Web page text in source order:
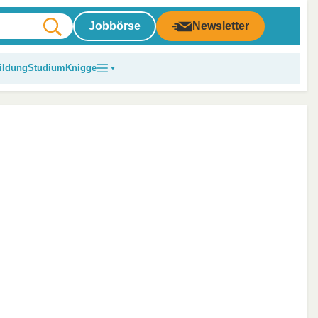
Jobbörse Newsletter
Studium Knigge